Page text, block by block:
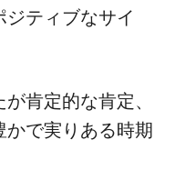
ティブなサイ
肯定的な肯定、
で実りある時期